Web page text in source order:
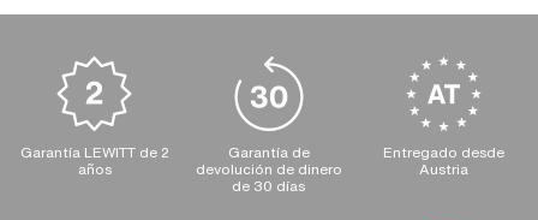
Garantía LEWITT de 2
años
Garantía de
devolución de dinero
de 30 días
Entregado desde
Austria